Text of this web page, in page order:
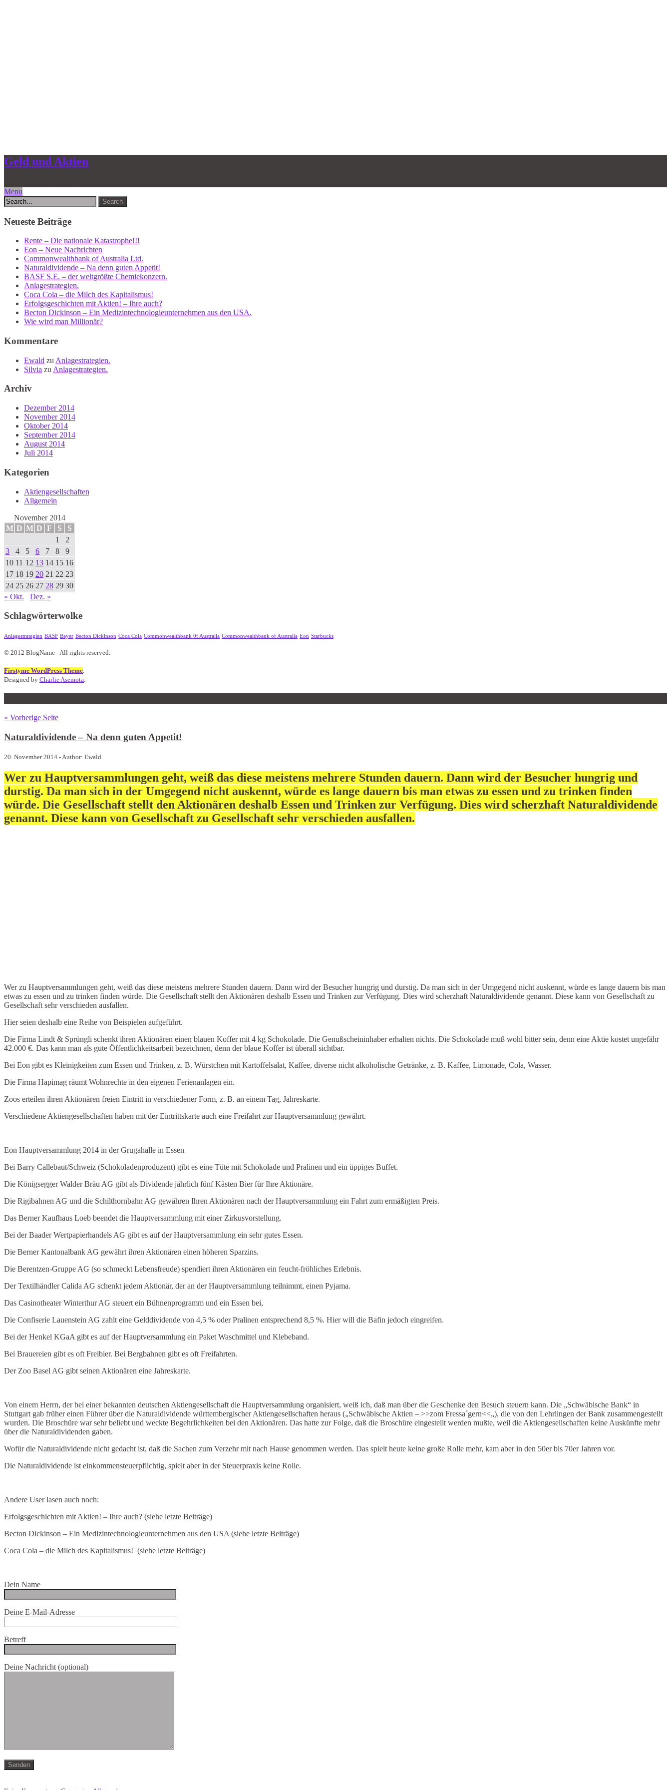
Geld und Aktien
Menu
Neueste Beiträge
Rente – Die nationale Katastrophe!!!
Eon – Neue Nachrichten
Commonwealthbank of Australia Ltd.
Naturaldividende – Na denn guten Appetit!
BASF S.E. – der weltgrößte Chemiekonzern.
Anlagestrategien.
Coca Cola – die Milch des Kapitalismus!
Erfolgsgeschichten mit Aktien! – Ihre auch?
Becton Dickinson – Ein Medizintechnologieunternehmen aus den USA.
Wie wird man Millionär?
Kommentare
Ewald zu Anlagestrategien.
Silvia zu Anlagestrategien.
Archiv
Dezember 2014
November 2014
Oktober 2014
September 2014
August 2014
Juli 2014
Kategorien
Aktiengesellschaften
Allgemein
November 2014
M D M D F S
S
1
2
3
4 5 6 7 8
9
10 11 12 13 14 15 16
17 18 19 20 21 22 23
24 25 26 27 28 29 30
« Okt.
Dez. »
Schlagwörterwolke
Anlagestrategien BASF Bayer Becton Dickinson Coca Cola Commonwealthbank 0f Australia Commonwealthbank of Australia Eon Starbucks
© 2012 BlogName - All rights reserved.
Firstyme WordPress Theme.
Designed by Charlie Asemota.
« Vorherige Seite
Naturaldividende – Na denn guten Appetit!
20. November 2014 - Author: Ewald
Wer zu Hauptversammlungen geht, weiß das diese meistens mehrere Stunden dauern. Dann wird der Besucher hungrig und
durstig. Da man sich in der Umgegend nicht auskennt, würde es lange dauern bis man etwas zu essen und zu trinken finden
würde. Die Gesellschaft stellt den Aktionären deshalb Essen und Trinken zur Verfügung. Dies wird scherzhaft Naturaldividende
genannt. Diese kann von Gesellschaft zu Gesellschaft sehr verschieden ausfallen.
Wer zu Hauptversammlungen geht, weiß das diese meistens mehrere Stunden dauern. Dann wird der Besucher hungrig und durstig. Da man sich in der Umgegend nicht auskennt, würde es lange dauern bis man
etwas zu essen und zu trinken finden würde. Die Gesellschaft stellt den Aktionären deshalb Essen und Trinken zur Verfügung. Dies wird scherzhaft Naturaldividende genannt. Diese kann von Gesellschaft zu
Gesellschaft sehr verschieden ausfallen.
Hier seien deshalb eine Reihe von Beispielen aufgeführt.
Die Firma Lindt & Sprüngli schenkt ihren Aktionären einen blauen Koffer mit 4 kg Schokolade. Die Genußscheininhaber erhalten nichts. Die Schokolade muß wohl bitter sein, denn eine Aktie kostet ungefähr
42.000 €. Das kann man als gute Öffentlichkeitsarbeit bezeichnen, denn der blaue Koffer ist überall sichtbar.
Bei Eon gibt es Kleinigkeiten zum Essen und Trinken, z. B. Würstchen mit Kartoffelsalat, Kaffee, diverse nicht alkoholische Getränke, z. B. Kaffee, Limonade, Cola, Wasser.
Die Firma Hapimag räumt Wohnrechte in den eigenen Ferienanlagen ein.
Zoos erteilen ihren Aktionären freien Eintritt in verschiedener Form, z. B. an einem Tag, Jahreskarte.
Verschiedene Aktiengesellschaften haben mit der Eintrittskarte auch eine Freifahrt zur Hauptversammlung gewährt.
Eon Hauptversammlung 2014 in der Grugahalle in Essen
Bei Barry Callebaut/Schweiz (Schokoladenproduzent) gibt es eine Tüte mit Schokolade und Pralinen und ein üppiges Buffet.
Die Königsegger Walder Bräu AG gibt als Dividende jährlich fünf Kästen Bier für Ihre Aktionäre.
Die Rigibahnen AG und die Schilthornbahn AG gewähren Ihren Aktionären nach der Hauptversammlung ein Fahrt zum ermäßigten Preis.
Das Berner Kaufhaus Loeb beendet die Hauptversammlung mit einer Zirkusvorstellung.
Bei der Baader Wertpapierhandels AG gibt es auf der Hauptversammlung ein sehr gutes Essen.
Die Berner Kantonalbank AG gewährt ihren Aktionären einen höheren Sparzins.
Die Berentzen-Gruppe AG (so schmeckt Lebensfreude) spendiert ihren Aktionären ein feucht-fröhliches Erlebnis.
Der Textilhändler Calida AG schenkt jedem Aktionär, der an der Hauptversammlung teilnimmt, einen Pyjama.
Das Casinotheater Winterthur AG steuert ein Bühnenprogramm und ein Essen bei,
Die Confiserie Lauenstein AG zahlt eine Gelddividende von 4,5 % oder Pralinen entsprechend 8,5 %. Hier will die Bafin jedoch eingreifen.
Bei der Henkel KGaA gibt es auf der Hauptversammlung ein Paket Waschmittel und Klebeband.
Bei Brauereien gibt es oft Freibier. Bei Bergbahnen gibt es oft Freifahrten.
Der Zoo Basel AG gibt seinen Aktionären eine Jahreskarte.
Von einem Herrn, der bei einer bekannten deutschen Aktiengesellschaft die Hauptversammlung organisiert, weiß ich, daß man über die Geschenke den Besuch steuern kann. Die „Schwäbische Bank“ in
Stuttgart gab früher einen Führer über die Naturaldividende württembergischer Aktiengesellschaften heraus („Schwäbische Aktien – >>zom Fressa´gern<<„), die von den Lehrlingen der Bank zusammengestellt
wurden. Die Broschüre war sehr beliebt und weckte Begehrlichkeiten bei den Aktionären. Das hatte zur Folge, daß die Broschüre eingestellt werden mußte, weil die Aktiengesellschaften keine Auskünfte mehr
über die Naturaldividenden gaben.
Wofür die Naturaldividende nicht gedacht ist, daß die Sachen zum Verzehr mit nach Hause genommen werden. Das spielt heute keine große Rolle mehr, kam aber in den 50er bis 70er Jahren vor.
Die Naturaldividende ist einkommensteuerpflichtig, spielt aber in der Steuerpraxis keine Rolle.
Andere User lasen auch noch:
Erfolgsgeschichten mit Aktien! – Ihre auch? (siehe letzte Beiträge)
Becton Dickinson – Ein Medizintechnologieunternehmen aus den USA (siehe letzte Beiträge)
Coca Cola – die Milch des Kapitalismus! (siehe letzte Beiträge)
Dein Name
Deine E-Mail-Adresse
Betreff
Deine Nachricht (optional)